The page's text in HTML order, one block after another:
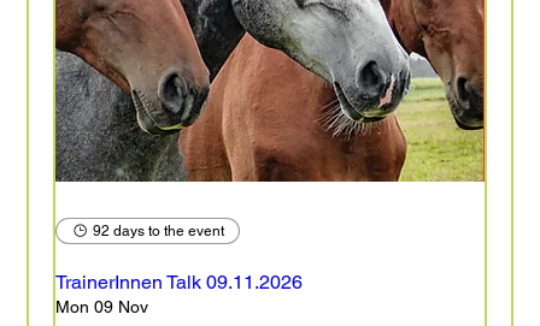
92 days to the event
TrainerInnen Talk 09.11.2026
Mon 09 Nov